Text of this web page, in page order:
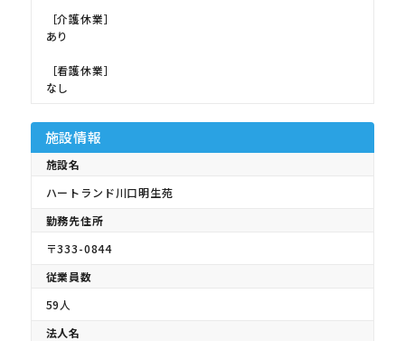
［介護休業］
あり
［看護休業］
なし
施設情報
施設名
ハートランド川口明生苑
勤務先住所
〒333-0844
従業員数
59人
法人名